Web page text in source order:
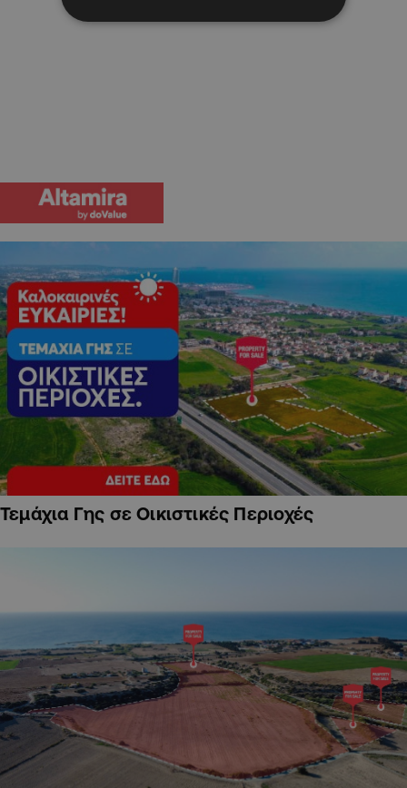
Τεμάχια Γης σε Οικιστικές Περιοχές